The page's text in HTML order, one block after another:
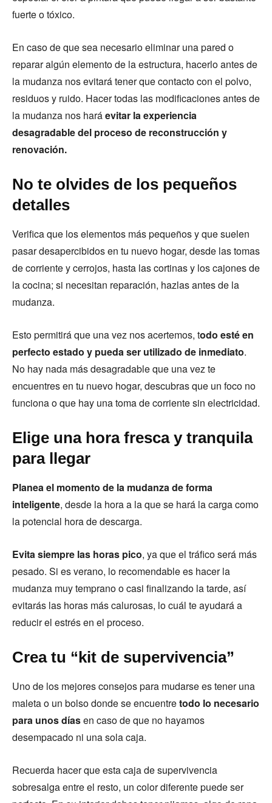
fuerte o tóxico.
En caso de que sea necesario eliminar una pared o
reparar algún elemento de la estructura, hacerlo antes de
la mudanza nos evitará tener que contacto con el polvo,
residuos y ruido. Hacer todas las modificaciones antes de
la mudanza nos haráevitar la experiencia
desagradable del proceso de reconstrucción y
renovación.
No te olvides de los pequeños
detalles
Verifica que los elementos más pequeños y que suelen
pasar desapercibidos en tu nuevo hogar, desde las tomas
de corriente y cerrojos, hasta las cortinas y los cajones de
la cocina; si necesitan reparación, hazlas antes de la
mudanza.
Esto permitirá que una vez nos acertemos, todo esté en
perfecto estado y pueda ser utilizado de inmediato.
No hay nada más desagradable que una vez te
encuentres en tu nuevo hogar, descubras que un foco no
funciona o que hay una toma de corriente sin electricidad.
Elige una hora fresca y tranquila
para llegar
Planea el momento de la mudanza de forma
inteligente, desde la hora a la que se hará la carga como
la potencial hora de descarga.
Evita siempre las horas pico, ya que el tráfico será más
pesado. Si es verano, lo recomendable es hacer la
mudanza muy temprano o casi finalizando la tarde, así
evitarás las horas más calurosas, lo cuál te ayudará a
reducir el estrés en el proceso.
Crea tu “kit de supervivencia”
Uno de los mejores consejos para mudarse es tener una
maleta o un bolso donde se encuentretodo lo necesario
para unos díasen caso de que no hayamos
desempacado ni una sola caja.
Recuerda hacer que esta caja de supervivencia
sobresalga entre el resto, un color diferente puede ser